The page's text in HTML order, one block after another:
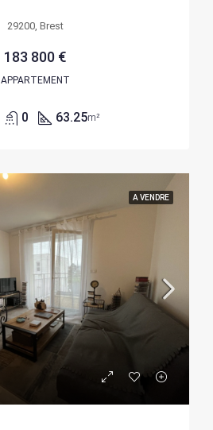
29200, Brest
183 800 €
APPARTEMENT
0 63.25m²
A VENDRE